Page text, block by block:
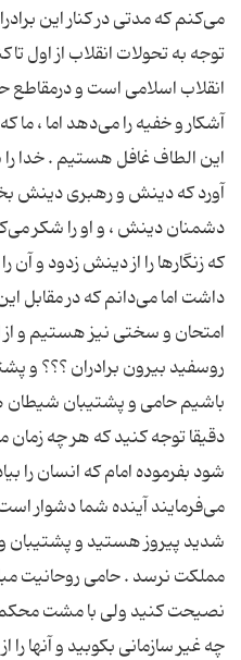
مى‌کنم که مدتى در کنار این
توجه به تحولات انقلاب از اول
انقلاب اسلامى است و
آشکار و خفیه را مى‌دهد اما ، ما
این الطاف غافل هستیم . خدا را
آورد که دینش و رهبرى دینش
دشمنان دینش ، و او را شکر
که زنگارها را از دینش زدود و
داشت اما مى‌دانم که در مقابل
امتحان و سختى نیز هستیم و از
روسفید بیرون برادران ؟؟؟ و
باشیم حامى و پشتیبان
دقیقا توجه کنید که هر چه
شود بفرموده امام که انسان را
مى‌فرمایند آینده شما دشوار
شدید پیروز هستید و پشتیبان
مملکت نرسد . حامى روحانیت
نصیحت کنید ولى با مشت محکم
چه غیر سازمانى بکوبید و آنها را